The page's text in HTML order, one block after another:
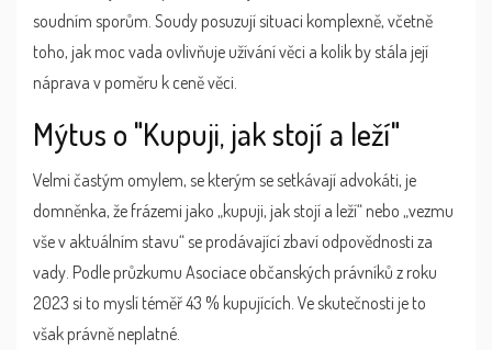
soudním sporům. Soudy posuzují situaci komplexně, včetně
toho, jak moc vada ovlivňuje užívání věci a kolik by stála její
náprava v poměru k ceně věci.
Mýtus o "Kupuji, jak stojí a leží"
Velmi častým omylem, se kterým se setkávají advokáti, je
domněnka, že frázemi jako „kupuji, jak stojí a leží“ nebo „vezmu
vše v aktuálním stavu“ se prodávající zbaví odpovědnosti za
vady. Podle průzkumu Asociace občanských právníků z roku
2023 si to myslí téměř 43 % kupujících. Ve skutečnosti je to
však právně neplatné.